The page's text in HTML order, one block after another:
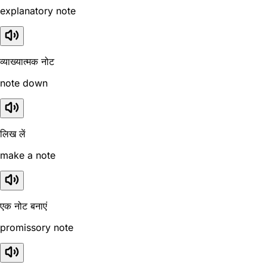
explanatory note
व्याख्यात्मक नोट
note down
लिख लें
make a note
एक नोट बनाएं
promissory note